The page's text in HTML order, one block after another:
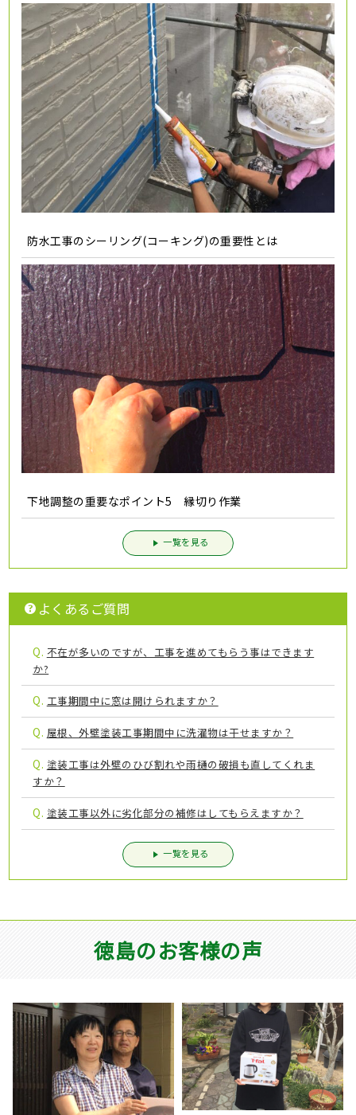
防水工事のシーリング(コーキング)の重要性とは
下地調整の重要なポイント5 縁切り作業
一覧を見る
よくあるご質問
Q. 不在が多いのですが、工事を進めてもらう事はできます
か?
Q. 工事期間中に窓は開けられますか？
Q. 屋根、外壁塗装工事期間中に洗濯物は干せますか？
Q. 塗装工事は外壁のひび割れや雨樋の破損も直してくれま
すか？
Q. 塗装工事以外に劣化部分の補修はしてもらえますか？
一覧を見る
徳島のお客様の声